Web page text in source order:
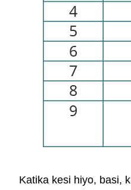
Katika kesi hiyo, basi,